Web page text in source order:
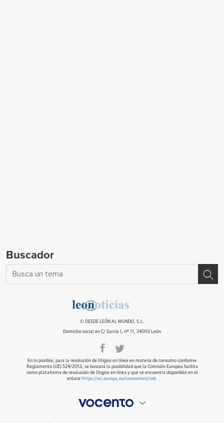
Buscador
© DESDE LEÓN AL MUNDO, S.L.
Domicilio social en C/ García I, nº 11, 24003 León
En lo posible, para la resolución de litigios en línea en materia de consumo conforme
Reglamento (UE) 524/2013, se buscará la posibilidad que la Comisión Europea facilita
como plataforma de resolución de litigios en línea y que se encuentra disponible en el
enlace https://ec.europa.eu/consumers/odr.